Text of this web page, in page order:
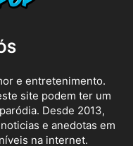
e entretenimento.
site podem ter um
Desde 2013,
e anedotas em
na internet.